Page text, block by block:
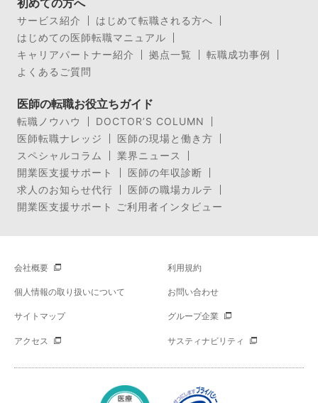
サービス紹介
はじめて転職される方へ
はじめての医師転職マニュアル
キャリアパートナー紹介
拠点一覧
転職成功事例
よくあるご質問
医師の転職お役立ちガイド
転職ノウハウ
DOCTOR’S COLUMN
医師転職ナレッジ
医師の現場と働き方
スペシャルコラム
業界ニュース
開業医支援サポート
医師の年収診断
求人のお知らせ代行
医師の職場カルテ
開業医支援サポート ご利用者インタビュー
会社概要 利用規約
個人情報の取り扱いについて お問い合わせ
サイトマップ グループ企業
アクセス サスティナビリティ